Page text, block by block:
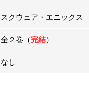
スクウェア・エニックス
全２巻（完結）
なし